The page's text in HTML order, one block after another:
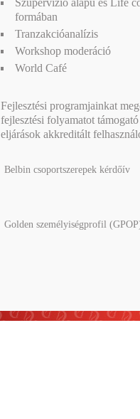
Szupervízió alapú és Life
formában
Tranzakcióanalízis
Workshop moderáció
World Café
Fejlesztési programjainkat
fejlesztési folyamatot
eljárások akkreditált
Belbin csoportszerepek kérdőív
Golden személyiségprofil